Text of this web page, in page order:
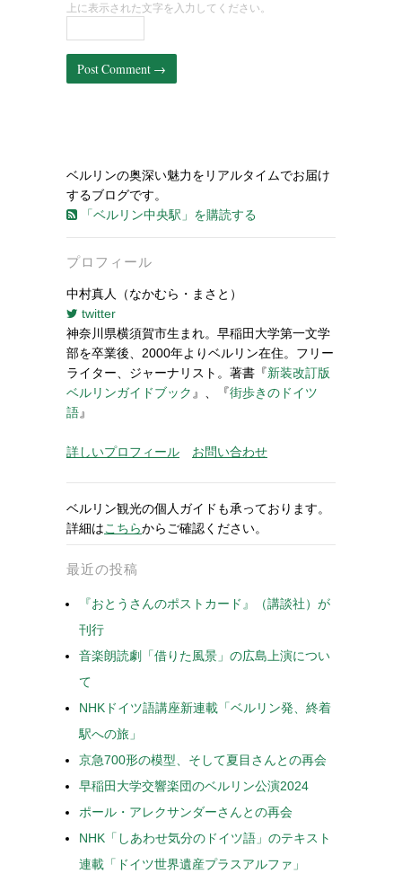
上に表示された文字を入力してください。
ベルリンの奥深い魅力をリアルタイムでお届け
するブログです。
「ベルリン中央駅」を購読する
プロフィール
中村真人（なかむら・まさと）
twitter
神奈川県横須賀市生まれ。早稲田大学第一文学
部を卒業後、2000年よりベルリン在住。フリー
ライター、ジャーナリスト。著書『新装改訂版
ベルリンガイドブック 』、『街歩きのドイツ
語』
詳しいプロフィール お問い合わせ
ベルリン観光の個人ガイドも承っております。
詳細はこちらからご確認ください。
最近の投稿
『おとうさんのポストカード』（講談社）が
刊行
音楽朗読劇「借りた風景」の広島上演につい
て
NHKドイツ語講座新連載「ベルリン発、終着
駅への旅」
京急700形の模型、そして夏目さんとの再会
早稲田大学交響楽団のベルリン公演2024
ポール・アレクサンダーさんとの再会
NHK「しあわせ気分のドイツ語」のテキスト
連載「ドイツ世界遺産プラスアルファ」